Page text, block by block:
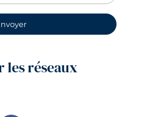
les réseaux